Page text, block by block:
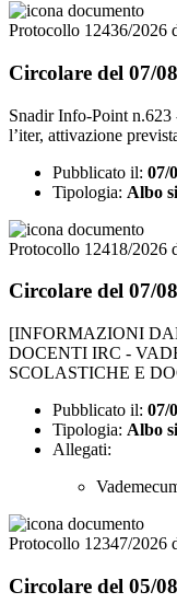
Protocollo 12436/2026
Circolare del 07/
Snadir Info-Point n.623
l’iter, attivazione
Pubblicato il: 07/
Tipologia: Albo
Protocollo 12418/2026
Circolare del 07/
[INFORMAZIONI
DOCENTI IRC -
SCOLASTICHE E
Pubblicato il: 07/
Tipologia: Albo
Allegati:
Protocollo 12347/2026
Circolare del 05/